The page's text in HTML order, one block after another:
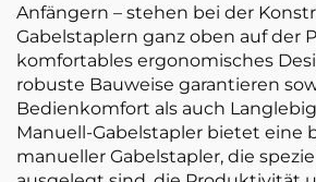
Anfängern – stehen bei der
Gabelstaplern ganz oben auf der
komfortables ergonomisches
robuste Bauweise garantieren
Bedienkomfort als auch
Manuell-Gabelstapler bietet eine
manueller Gabelstapler, die